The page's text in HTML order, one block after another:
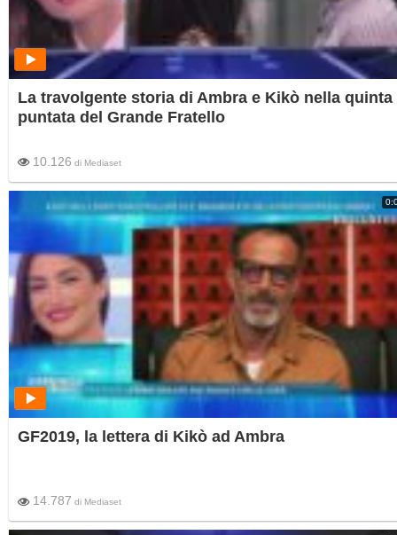
La travolgente storia di Ambra e Kikò nella quinta
puntata del Grande Fratello
10.126 di Mediaset
GF2019, la lettera di Kikò ad Ambra
14.787 di Mediaset